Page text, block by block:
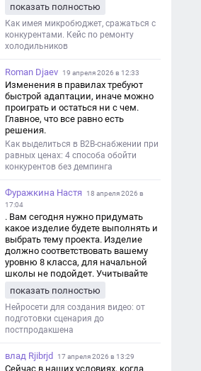
и ловит самый горячий трафик,
тогда как SEO в таких задачах
просто не успевает.
показать полностью
Как имея микробюджет, сражаться с
конкурентами. Кейс по ремонту
холодильников
Roman Djaev 19 апреля 2026 в 12:33
Изменения в правилах требуют
быстрой адаптации, иначе можно
проиграть и остаться ни с чем.
Главное, что все равно есть
решения.
Как выделиться в B2B-снабжении при
равных ценах: 4 способа обойти
конкурентов без демпинга
Фуражкина Настя
18 апреля 2026 в
17:04
. Вам сегодня нужно придумать
какое изделие будете выполнять и
выбрать тему проекта. Изделие
должно соответствовать вашему
уровню 8 класса, для начальной
школы не подойдет. Учитывайте
уровня работы. Структура проекта 1.
Титульный лист - Название школы.
- Тип работы: «Проектная работа». -
Тема проекта. - Кто выполнил:
должность учителя. - Город, год. 2.
Введение - Актуальность темы
показать полностью
Нейросети для создания видео: от
подготовки сценария до
постпродакшена
влад Rjibrjd 17 апреля 2026 в 13:29
Сейчас в наших условиях, когда